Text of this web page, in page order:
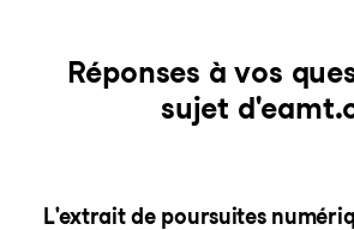
Réponses à vos
sujet
L'extrait de poursuites